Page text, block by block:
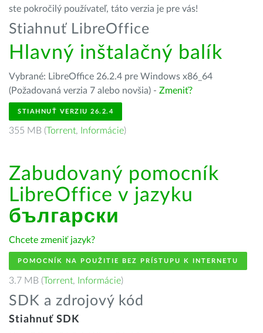
ste pokročilý používateľ, táto verzia je pre vás!
Stiahnuť LibreOffice
Hlavný inštalačný balík
Vybrané: LibreOffice 26.2.4 pre Windows x86_64
(Požadovaná verzia 7 alebo novšia) - Zmeniť?
STIAHNUŤ VERZIU 26.2.4
355 MB (Torrent, Informácie)
Zabudovaný pomocník
LibreOffice v jazyku
български
Chcete zmeniť jazyk?
POMOCNÍK NA POUŽITIE BEZ PRÍSTUPU K INTERNETU
3.7 MB (Torrent, Informácie)
SDK a zdrojový kód
Stiahnuť SDK